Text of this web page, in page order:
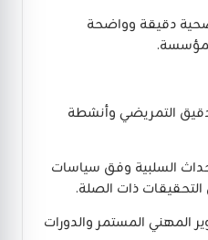
دقيقة وواضحة
التمريضي وأنشطة
السلبية وفق سياسات
ذات الصلة.
المهني المستمر والدورات